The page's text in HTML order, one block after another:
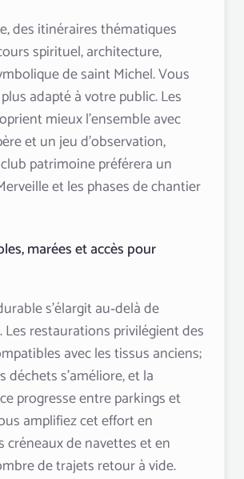
des itinéraires thématiques
spirituel, architecture,
de saint Michel. Vous
adapté à votre public. Les
mieux l’ensemble avec
et un jeu d’observation,
patrimoine préférera un
et les phases de chantier
marées et accès pour
s’élargit au‑delà de
Les restaurations privilégient des
avec les tissus anciens;
déchets s’améliore, et la
progresse entre parkings et
amplifiez cet effort en
créneaux de navettes et en
de trajets retour à vide.